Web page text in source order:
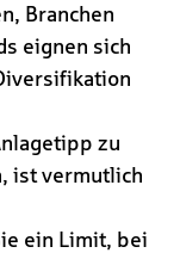
Branchen
eignen sich
zu
ist vermutlich
ein Limit, bei